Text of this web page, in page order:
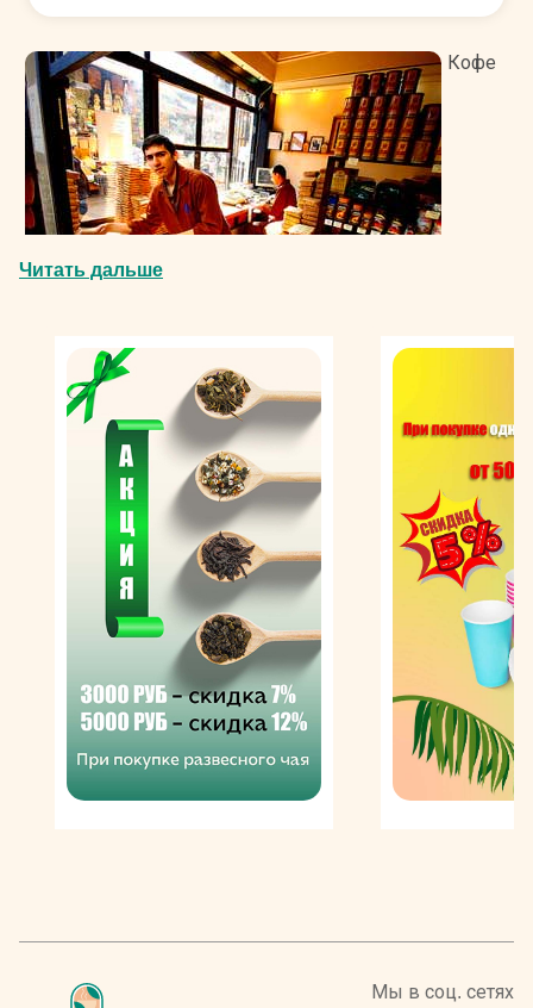
Кофе
Mehmet Efendi в зернах – это уникальный турецкий
кофе, созданный специально для тех кофеманов,
которые предпочитают самостоятельно подбирать
помол зерен. Кофе производится старинной турецкой
компанией, в основе которой лежит соблюдение
древних традиций производства напитка по-турецки.
Компания славится тем, что стала первопроходцем в
области обжарки и продажи в розницу отборных
кофейных зерен в Турции. Зеленый кофе поступает с
сертифицированных плантаций Колумбии, Эфиопии,
Бразилии, Коста-Рики и других стран. Все сырье
проходит предварительный отбор, прежде чем
попадает непосредственно на производство. Богатый
опыт помогает специалистам компании выбрать
только самые качественные кофейные зерна.
Обжарка проводится старинными методами, и в
результате твердые зеленые зерна приобретают
Когда-
Читать дальше
Мы в соц. сетях